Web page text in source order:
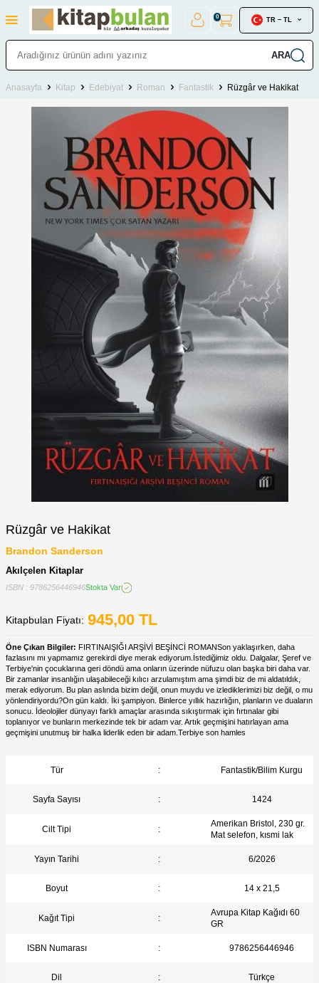
ARA
0 TR − TL
Anasayfa Kitap Edebiyat Roman Fantastik Rüzgâr ve Hakikat
Rüzgâr ve Hakikat
Brandon Sanderson
Akılçelen Kitaplar
ISBN : 9786256446946Stokta Var
Kitapbulan Fiyatı: 945,00 TL
Öne Çıkan Bilgiler: FIRTINAIŞIĞI ARŞİVİ BEŞİNCİ ROMANSon yaklaşırken, daha
fazlasını mı yapmamız gerekirdi diye merak ediyorum.İstediğimiz oldu. Dalgalar, Şeref ve
Terbiye'nin çocuklarına geri döndü ama onların üzerinde nüfuzu olan başka biri daha var.
Bir zamanlar insanlığın ulaşabileceği kılıcı arzulamıştım ama şimdi biz de mi aldatıldık,
merak ediyorum. Bu plan aslında bizim değil, onun muydu ve izlediklerimizi biz değil, o mu
yönlendiriyordu?On gün kaldı. İki şampiyon. Binlerce yıllık hazırlığın, planların ve duaların
sonucu. İdeolojiler dünyayı farklı amaçlar arasında sıkıştırmak için fırtınalar gibi
toplanıyor ve bunların merkezinde tek bir adam var. Artık geçmişini hatırlayan ama
geçmişini unutmuş bir halka liderlik eden bir adam.Terbiye son hamles
Tür : Fantastik/Bilim Kurgu
Sayfa Sayısı : 1424
Cilt Tipi :
Amerikan Bristol, 230 gr.
Mat selefon, kısmi lak
Yayın Tarihi : 6/2026
Boyut : 14 x 21,5
Kağıt Tipi :
Avrupa Kitap Kağıdı 60
GR
ISBN Numarası : 9786256446946
Dil : Türkçe